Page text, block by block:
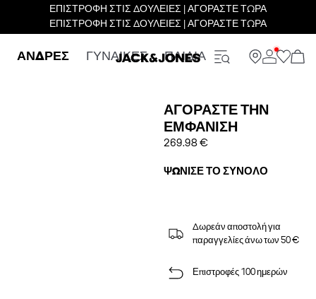
ΕΠΙΣΤΡΟΦΗ ΣΤΙΣ ΔΟΥΛΕΙΕΣ | ΑΓΟΡΑΣΤΕ ΤΩΡΑ
ΕΠΙΣΤΡΟΦΗ ΣΤΙΣ ΔΟΥΛΕΙΕΣ | ΑΓΟΡΑΣΤΕ ΤΩΡΑ
ΑΝΔΡΕΣ ΓΥΝΑΙΚΕΣ ΠΑΙΔΙΑ
ΑΓΟΡΆΣΤΕ ΤΗΝ
ΕΜΦΆΝΙΣΗ
269.98 €
ΨΏΝΙΣΕ ΤΟ ΣΎΝΟΛΟ
Δωρεάν αποστολή για
παραγγελίες άνω των 50 €
Επιστροφές 100 ημερών